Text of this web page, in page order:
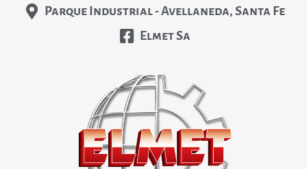
Parque Industrial - Avellaneda, Santa Fe
Elmet Sa